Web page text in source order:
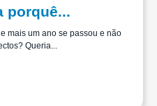
porquê...
mais um ano se passou e não
Queria...